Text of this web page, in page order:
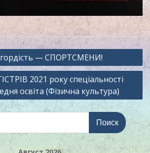
— СПОРТСМЕНИ!
2021 року спеціальності
освіта (Фізична культура)